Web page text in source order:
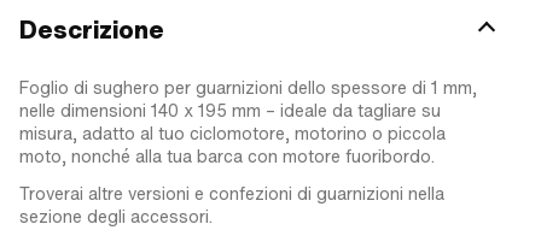
Descrizione
Foglio di sughero per guarnizioni dello spessore di 1 mm,
nelle dimensioni 140 x 195 mm – ideale da tagliare su
misura, adatto al tuo ciclomotore, motorino o piccola
moto, nonché alla tua barca con motore fuoribordo.
Troverai altre versioni e confezioni di guarnizioni nella
sezione degli accessori.